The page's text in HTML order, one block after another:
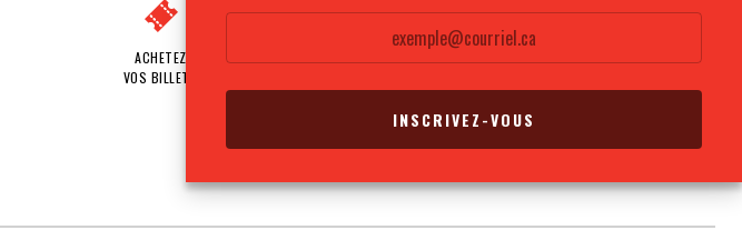
ACHETEZ
VOS BILLETS